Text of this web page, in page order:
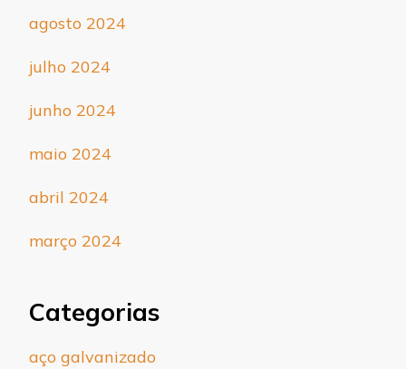
agosto 2024
julho 2024
junho 2024
maio 2024
abril 2024
março 2024
Categorias
aço galvanizado